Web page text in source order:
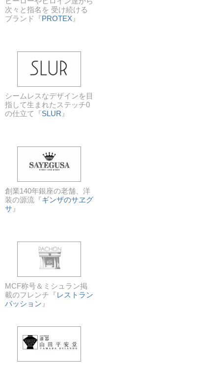
次々と指名を 受け続ける
ブランド『PROTEX 』
シームレスなデザインを目
指して生まれたステッチ0
の仕立て『SLUR 』
創業140年銀座の老舗、洋
装の源流『ギンザのサヱグ
サ 』
MCF称号＆ミシュラン掲
載のフレンチ『レストラン
パッション 』